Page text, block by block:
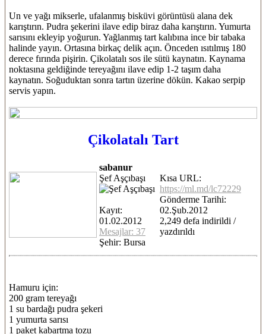
Un ve yağı mikserle, ufalanmış bisküvi görüntüsü alana dek
karıştırın. Pudra şekerini ilave edip biraz daha karıştırın. Yumurta
sarısını ekleyip yoğurun. Yağlanmış tart kalıbına ince bir tabaka
halinde yayın. Ortasına birkaç delik açın. Önceden ısıtılmış 180
derece fırında pişirin. Çikolatalı sos ile sütü kaynatın. Kaynama
noktasına geldiğinde tereyağını ilave edip 1-2 taşım daha
kaynatın. Soğuduktan sonra tartın üzerine dökün. Kakao serpip
servis yapın.
Çikolatalı Tart
sabanur
Şef Aşçıbaşı
Kayıt:
01.02.2012
Mesajlar: 37
Şehir: Bursa
Kısa URL:
https://ml.md/lc72229
Gönderme Tarihi:
02.Şub.2012
2,249 defa indirildi /
yazdırıldı
Hamuru için:
200 gram tereyağı
1 su bardağı pudra şekeri
1 yumurta sarısı
1 paket kabartma tozu